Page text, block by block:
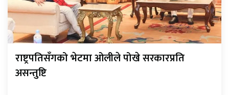
राष्ट्रपतिसँगको भेटमा ओलीले पोखे सरकारप्रति
असन्तुष्टि